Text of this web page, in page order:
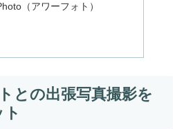
（アワーフォト）
との出張写真撮影を